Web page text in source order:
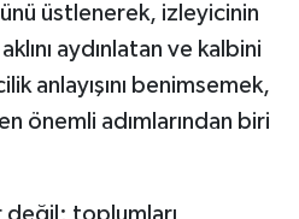
üstlenerek, izleyicinin
aydınlatan ve kalbini
anlayışını benimsemek,
önemli adımlarından biri